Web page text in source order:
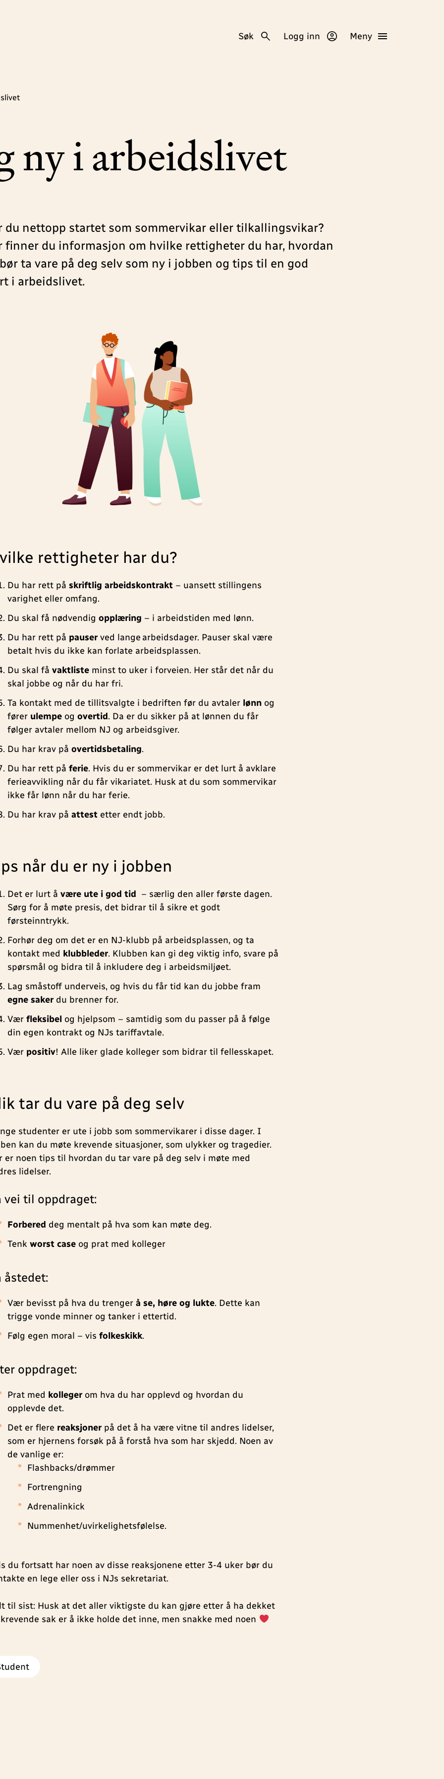
Søk Logg inn Meny
ny i arbeidslivet
du nettopp startet som sommervikar eller tilkallingsvikar?
finner du informasjon om hvilke rettigheter du har, hvordan
ta vare på deg selv som ny i jobben og tips til en god
i arbeidslivet.
rettigheter har du?
Du har rett påskriftlig arbeidskontrakt – uansett stillingens
varighet eller omfang.
Du skal få nødvendigopplæring – i arbeidstiden med lønn.
Du har rett på pauser ved lange arbeidsdager. Pauser skal være
betalt hvis du ikke kan forlate arbeidsplassen.
Du skal fåvaktliste minst to uker i forveien. Her står det når du
skal jobbe og når du har fri.
Ta kontakt med de tillitsvalgte i bedriften før du avtaler lønn og
fører ulempe og overtid. Da er du sikker på at lønnen du får
følger avtaler mellom NJ og arbeidsgiver.
Du har krav påovertidsbetaling.
Du har rett påferie. Hvis du er sommervikar er det lurt å avklare
ferieavvikling når du får vikariatet. Husk at du som sommervikar
ikke får lønn når du har ferie.
Du har krav påattest etter endt jobb.
når du er ny i jobben
Det er lurt åvære ute i god tid – særlig den aller første dagen.
Sørg for å møte presis, det bidrar til å sikre et godt
førsteinntrykk.
Forhør deg om det er en NJ-klubb på arbeidsplassen, og ta
kontakt med klubbleder. Klubben kan gi deg viktig info, svare på
spørsmål og bidra til å inkludere deg i arbeidsmiljøet.
Lag småstoff underveis, og hvis du får tid kan du jobbe fram
egne saker du brenner for.
Værfleksibel og hjelpsom – samtidig som du passer på å følge
din egen kontrakt og NJs tariffavtale.
Vær positiv! Alle liker glade kolleger som bidrar til fellesskapet.
tar du vare på deg selv
studenter er ute i jobb som sommervikarer i disse dager. I
kan du møte krevende situasjoner, som ulykker og tragedier.
er noen tips til hvordan du tar vare på deg selv i møte med
lidelser.
vei til oppdraget:
Forbered deg mentalt på hva som kan møte deg.
Tenkworst case og prat med kolleger
åstedet:
Vær bevisst på hva du trengerå se, høre og lukte. Dette kan
trigge vonde minner og tanker i ettertid.
Følg egen moral – visfolkeskikk.
oppdraget:
Prat med kolleger om hva du har opplevd og hvordan du
opplevde det.
Det er flere reaksjoner på det å ha være vitne til andres lidelser,
som er hjernens forsøk på å forstå hva som har skjedd. Noen av
de vanlige er:
Flashbacks/drømmer
Fortrengning
Adrenalinkick
Nummenhet/uvirkelighetsfølelse.
du fortsatt har noen av disse reaksjonene etter 3-4 uker bør du
en lege eller oss i NJs sekretariat.
til sist: Husk at det aller viktigste du kan gjøre etter å ha dekket
sak er å ikke holde det inne, men snakke med noen